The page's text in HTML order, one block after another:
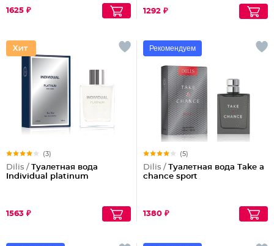
1625 ₽ 1292 ₽
(3)
Dilis / Туалетная вода
Individual platinum
1563 ₽
Рекомендуем
(5)
Dilis / Туалетная вода Take a
chance sport
1380 ₽